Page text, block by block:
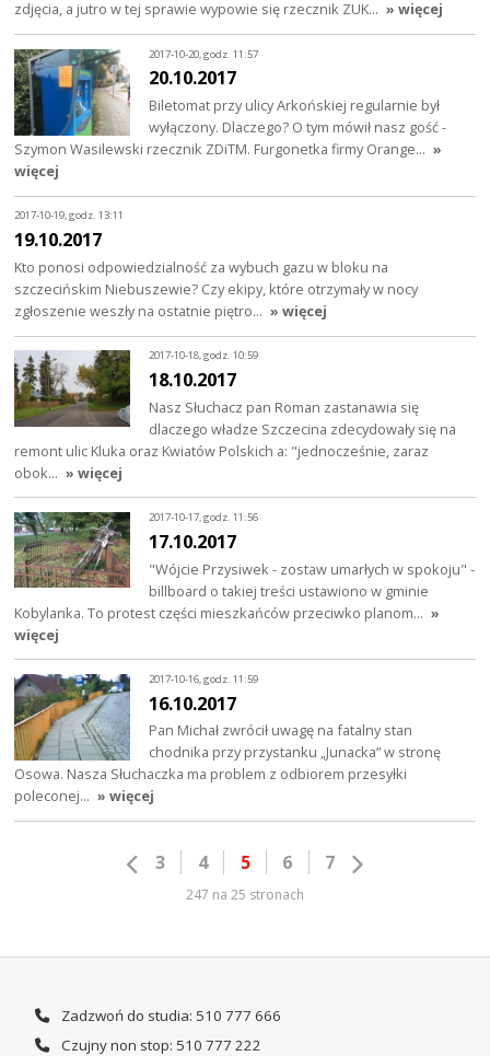
zdjęcia, a jutro w tej sprawie wypowie się rzecznik ZUK… » więcej
2017-10-20, godz. 11:57
20.10.2017
Biletomat przy ulicy Arkońskiej regularnie był
wyłączony. Dlaczego? O tym mówił nasz gość -
Szymon Wasilewski rzecznik ZDiTM. Furgonetka firmy Orange… »
więcej
2017-10-19, godz. 13:11
19.10.2017
Kto ponosi odpowiedzialność za wybuch gazu w bloku na
szczecińskim Niebuszewie? Czy ekipy, które otrzymały w nocy
zgłoszenie weszły na ostatnie piętro… » więcej
2017-10-18, godz. 10:59
18.10.2017
Nasz Słuchacz pan Roman zastanawia się
dlaczego władze Szczecina zdecydowały się na
remont ulic Kluka oraz Kwiatów Polskich a: "jednocześnie, zaraz
obok… » więcej
2017-10-17, godz. 11:56
17.10.2017
"Wójcie Przysiwek - zostaw umarłych w spokoju" -
billboard o takiej treści ustawiono w gminie
Kobylanka. To protest części mieszkańców przeciwko planom… »
więcej
2017-10-16, godz. 11:59
16.10.2017
Pan Michał zwrócił uwagę na fatalny stan
chodnika przy przystanku „Junacka” w stronę
Osowa. Nasza Słuchaczka ma problem z odbiorem przesyłki
poleconej… » więcej
3 4 5 6 7
247 na 25 stronach
Zadzwoń do studia: 510 777 666
Czujny non stop: 510 777 222